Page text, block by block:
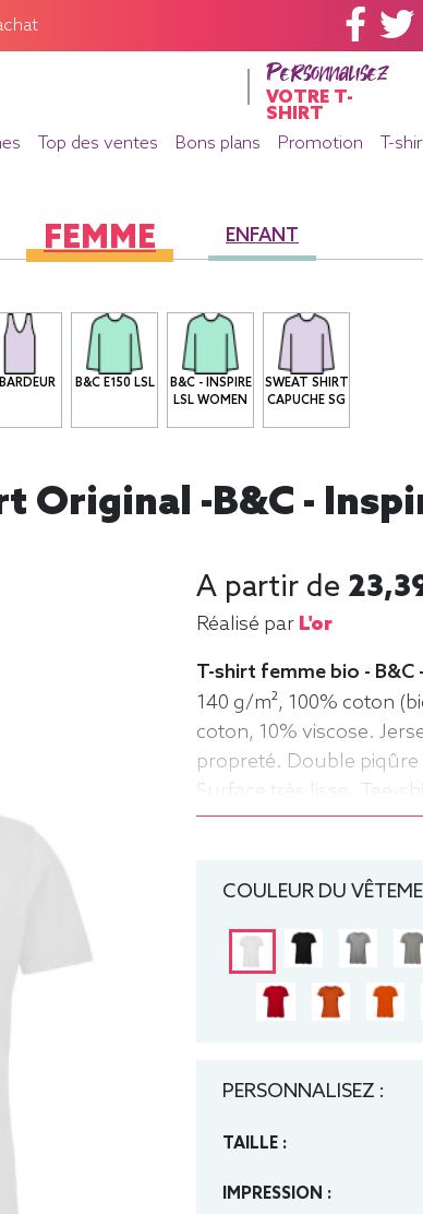
Personnalisez
VOTRE T-
SHIRT
Top des ventes Bons plans Promotion T-
FEMME ENFANT
B&C E150 LSL
B&C - INSPIRE
LSL WOMEN
SWEAT SHIRT
CAPUCHE SG
Original -B&C -
A partir de
Réalisé par L'or
T-shirt femme bio -
140 g/m², 100% coton
coton, 10% viscose.
propreté. Double
Surface très lisse. Tee-
rond, Bio / Organic, B&C
COULEUR DU
PERSONNALISEZ :
TAILLE :
IMPRESSION :